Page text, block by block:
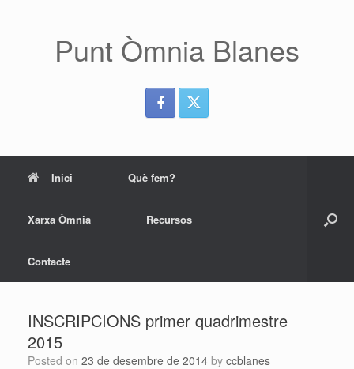
Punt Òmnia Blanes
Inici Què fem?
Xarxa Òmnia Recursos
Contacte
INSCRIPCIONS primer quadrimestre
2015
Posted on 23 de desembre de 2014 by ccblanes